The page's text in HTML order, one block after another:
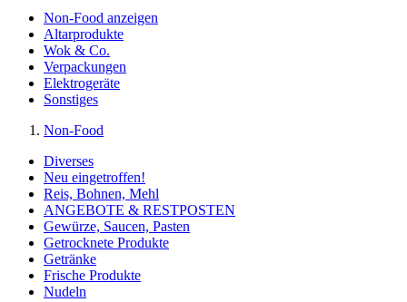
Non-Food anzeigen
Altarprodukte
Wok & Co.
Verpackungen
Elektrogeräte
Sonstiges
Non-Food
Diverses
Neu eingetroffen!
Reis, Bohnen, Mehl
ANGEBOTE & RESTPOSTEN
Gewürze, Saucen, Pasten
Getrocknete Produkte
Getränke
Frische Produkte
Nudeln